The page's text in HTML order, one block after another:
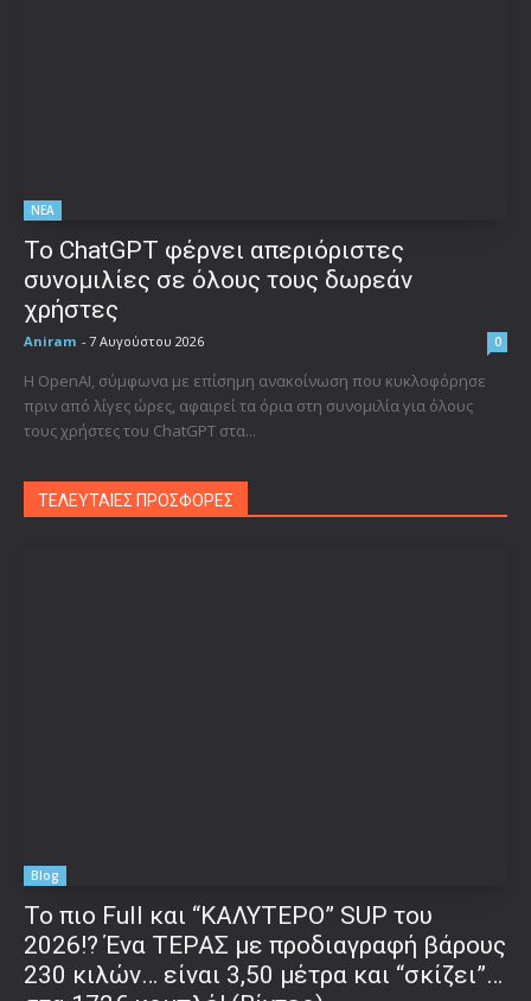
ΝΕΑ
Το ChatGPT φέρνει απεριόριστες
συνομιλίες σε όλους τους δωρεάν
χρήστες
Aniram - 7 Αυγούστου 2026 0
Η OpenAI, σύμφωνα με επίσημη ανακοίνωση που κυκλοφόρησε
πριν από λίγες ώρες, αφαιρεί τα όρια στη συνομιλία για όλους
τους χρήστες του ChatGPT στα...
ΤΕΛΕΥΤΑΙΕΣ ΠΡΟΣΦΟΡΕΣ
Blog
To πιο Full και “ΚΑΛΥΤΕΡΟ” SUP του
2026!? Ένα ΤΕΡΑΣ με προδιαγραφή βάρους
230 κιλών… είναι 3,50 μέτρα και “σκίζει”…